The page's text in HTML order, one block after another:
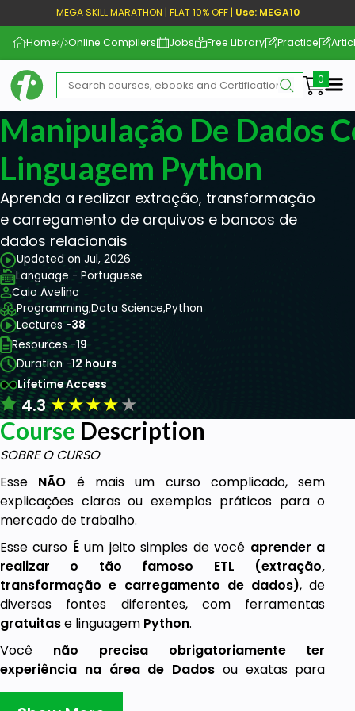
MEGA SKILL MARATHON | FLAT 10% OFF | Use: MEGA10
Home Online Compilers Jobs Free Library Practice
Manipulação De Dados
Linguagem Python
Aprenda a realizar extração, transformação
e carregamento de arquivos e bancos de
dados relacionais
Updated on Jul, 2026
Language - Portuguese
Caio Avelino
Programming,Data Science,Python
Lectures -38
Resources -19
Duration -12 hours
Lifetime Access
4.3★★★★★
Course Description
SOBRE O CURSO
Esse NÃO é mais um curso complicado, sem
explicações claras ou exemplos práticos para o
mercado de trabalho.
Esse curso Éum jeito simples de você aprender a
realizar o tão famoso ETL (extração,
transformação e carregamento de dados), de
diversas fontes diferentes, com ferramentas
gratuitase linguagem Python.
Você não precisa obrigatoriamente ter
experiência na área de Dados ou exatas para
acompanhar todo o curso, que foi pensado com